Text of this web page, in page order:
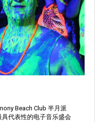
Beach Club 半月派
具代表性的电子音乐盛会